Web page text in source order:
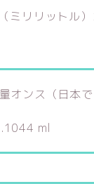
ミリリットル
オンス（日本
ml